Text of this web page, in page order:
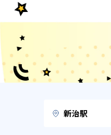
新治駅